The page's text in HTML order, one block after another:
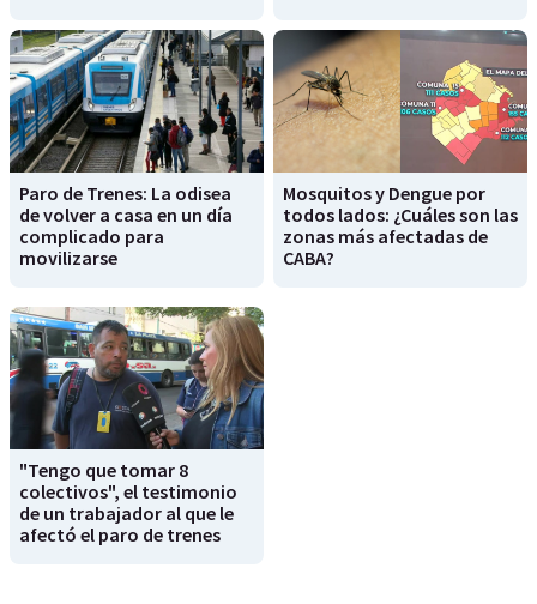
Paro de Trenes: La odisea
de volver a casa en un día
complicado para
movilizarse
Mosquitos y Dengue por
todos lados: ¿Cuáles son las
zonas más afectadas de
CABA?
"Tengo que tomar 8
colectivos", el testimonio
de un trabajador al que le
afectó el paro de trenes